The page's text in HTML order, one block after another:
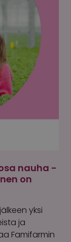
nauha -
on
yksi
ja
Famifarmin